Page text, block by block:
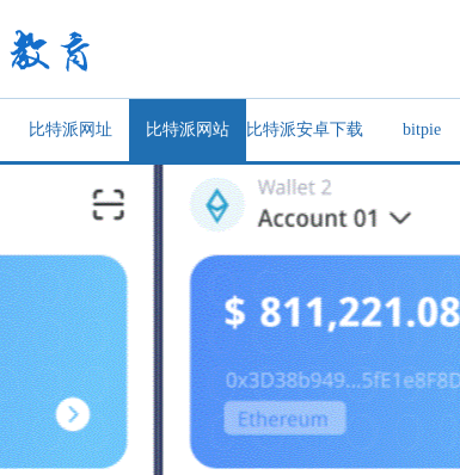
比特派网址 比特派网站 比特派安卓下载 bitpie